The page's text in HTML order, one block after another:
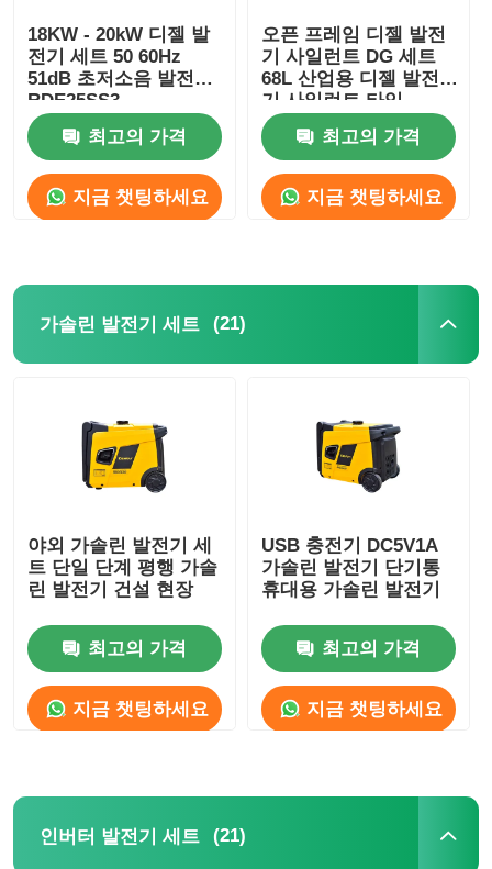
하수 펌프
18KW - 20kW 디젤 발
전기 세트 50 60Hz
51dB 초저소음 발전기
RDE25SS3
최고의 가격
지금 챗팅하세요
오픈 프레임 디젤 발전
기 사일런트 DG 세트
68L 산업용 디젤 발전
기 사일런트 타입
최고의 가격
지금 챗팅하세요
가솔린 발전기 세트 (21)
야외 가솔린 발전기 세
트 단일 단계 평행 가솔
린 발전기 건설 현장
최고의 가격
지금 챗팅하세요
USB 충전기 DC5V1A
가솔린 발전기 단기통
휴대용 가솔린 발전기
최고의 가격
지금 챗팅하세요
인버터 발전기 세트 (21)